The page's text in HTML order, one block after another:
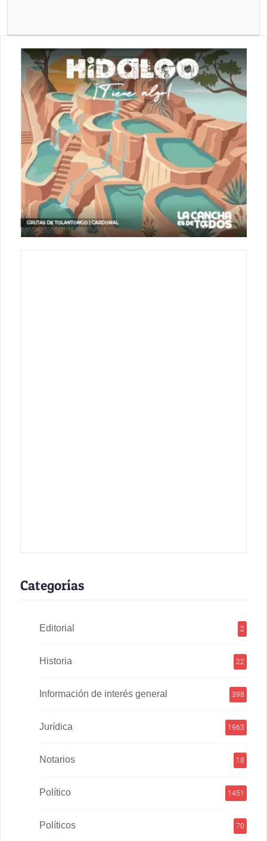
Categorías
Editorial 2
Historia 22
Información de interés general 398
Jurídica 1963
Notarios 18
Político 1451
Políticos 70